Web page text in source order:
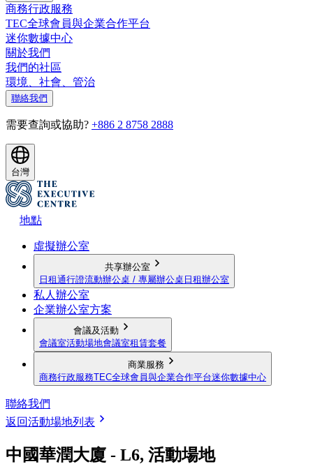
商務行政服務
TEC全球會員與企業合作平台
迷你數據中心
關於我們
我們的社區
環境、社會、管治
聯絡我們
需要查詢或協助? +886 2 8758 2888
台灣
地點
虛擬辦公室
共享辦公室
日租通行證流動辦公桌 / 專屬辦公桌 日租辦公室
私人辦公室
企業辦公室方案
會議及活動
會議室活動場地會議室租賃套餐
商業服務
商務行政服務TEC全球會員與企業合作平台迷你數據中心
聯絡我們
返回活動場地列表
中國華潤大廈 - L6, 活動場地